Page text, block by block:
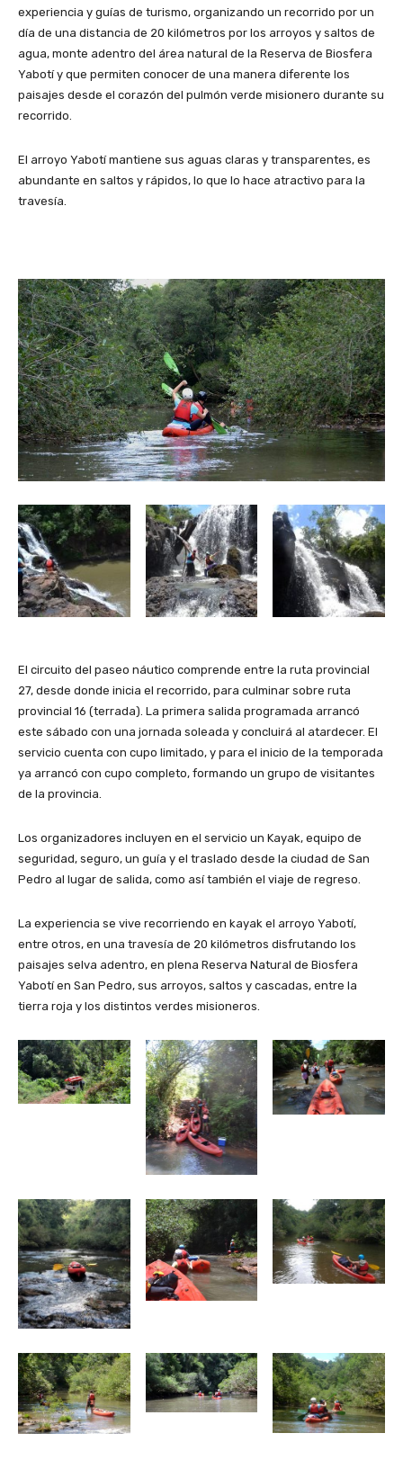
experiencia y guías de turismo, organizando un recorrido por un
día de una distancia de 20 kilómetros por los arroyos y saltos de
agua, monte adentro del área natural de la Reserva de Biosfera
Yabotí y que permiten conocer de una manera diferente los
paisajes desde el corazón del pulmón verde misionero durante su
recorrido.
El arroyo Yabotí mantiene sus aguas claras y transparentes, es
abundante en saltos y rápidos, lo que lo hace atractivo para la
travesía.
El circuito del paseo náutico comprende entre la ruta provincial
27, desde donde inicia el recorrido, para culminar sobre ruta
provincial 16 (terrada). La primera salida programada arrancó
este sábado con una jornada soleada y concluirá al atardecer. El
servicio cuenta con cupo limitado, y para el inicio de la temporada
ya arrancó con cupo completo, formando un grupo de visitantes
de la provincia.
Los organizadores incluyen en el servicio un Kayak, equipo de
seguridad, seguro, un guía y el traslado desde la ciudad de San
Pedro al lugar de salida, como así también el viaje de regreso.
La experiencia se vive recorriendo en kayak el arroyo Yabotí,
entre otros, en una travesía de 20 kilómetros disfrutando los
paisajes selva adentro, en plena Reserva Natural de Biosfera
Yabotí en San Pedro, sus arroyos, saltos y cascadas, entre la
tierra roja y los distintos verdes misioneros.